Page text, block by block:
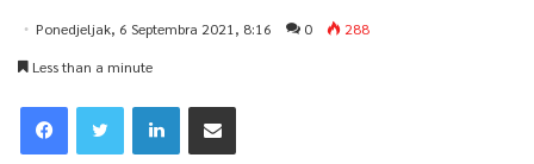
Ponedjeljak, 6 Septembra 2021, 8:16 0
288
Less than a minute